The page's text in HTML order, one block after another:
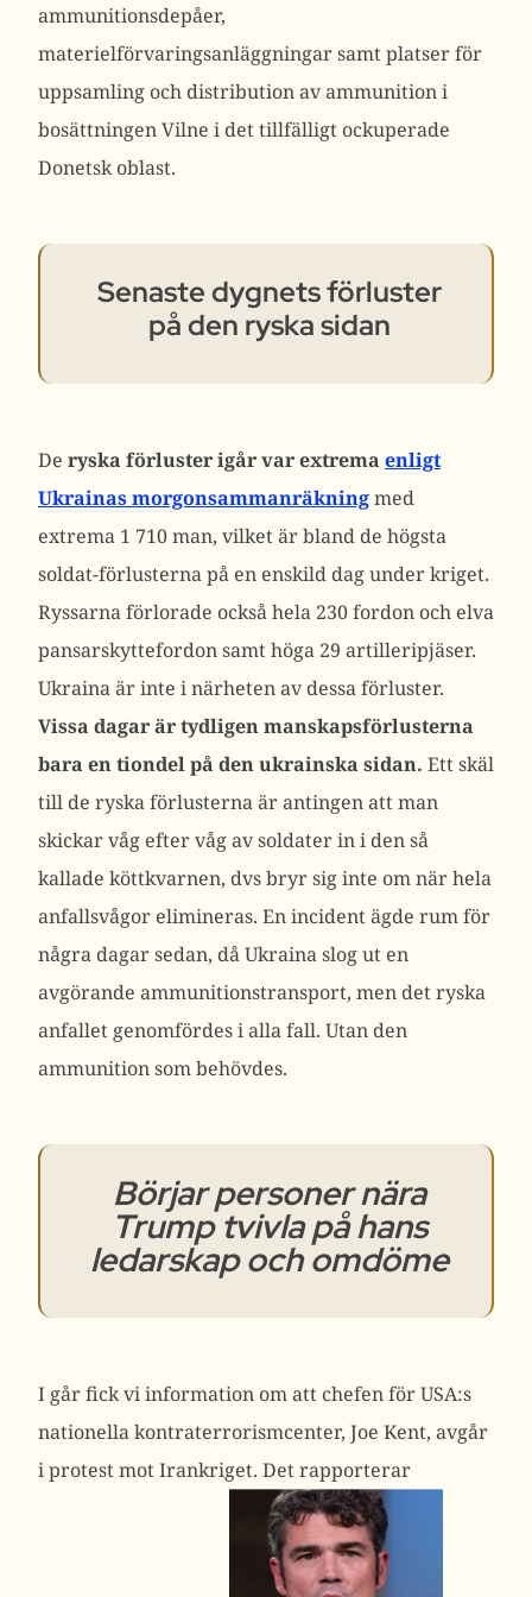
ammunitionsdepåer,
materielförvaringsanläggningar samt platser för
uppsamling och distribution av ammunition i
bosättningen Vilne i det tillfälligt ockuperade
Donetsk oblast.
Senaste dygnets förluster
på den ryska sidan
De ryska förluster igår var extrema enligt
Ukrainas morgonsammanräkningmed
extrema 1 710 man, vilket är bland de högsta
soldat-förlusterna på en enskild dag under kriget.
Ryssarna förlorade också hela 230 fordon och elva
pansarskyttefordon samt höga 29 artilleripjäser.
Ukraina är inte i närheten av dessa förluster.
Vissa dagar är tydligen manskapsförlusterna
bara en tiondel på den ukrainska sidan. Ett skäl
till de ryska förlusterna är antingen att man
skickar våg efter våg av soldater in i den så
kallade köttkvarnen, dvs bryr sig inte om när hela
anfallsvågor elimineras. En incident ägde rum för
några dagar sedan, då Ukraina slog ut en
avgörande ammunitionstransport, men det ryska
anfallet genomfördes i alla fall. Utan den
ammunition som behövdes.
Börjar personer nära
Trump tvivla på hans
ledarskap och omdöme
I går fick vi information om att chefen för USA:s
nationella kontraterrorismcenter, Joe Kent, avgår
i protest mot Irankriget. Det rapporterar